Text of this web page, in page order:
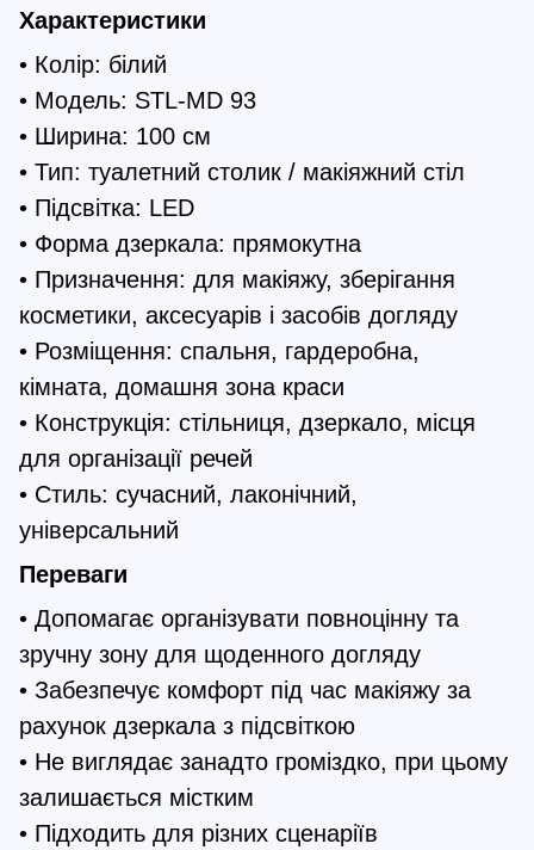
Характеристики
• Колір: білий
• Модель: STL-MD 93
• Ширина: 100 см
• Тип: туалетний столик / макіяжний стіл
• Підсвітка: LED
• Форма дзеркала: прямокутна
• Призначення: для макіяжу, зберігання
косметики, аксесуарів і засобів догляду
• Розміщення: спальня, гардеробна,
кімната, домашня зона краси
• Конструкція: стільниця, дзеркало, місця
для організації речей
• Стиль: сучасний, лаконічний,
універсальний
Переваги
• Допомагає організувати повноцінну та
зручну зону для щоденного догляду
• Забезпечує комфорт під час макіяжу за
рахунок дзеркала з підсвіткою
• Не виглядає занадто громіздко, при цьому
залишається містким
• Підходить для різних сценаріїв